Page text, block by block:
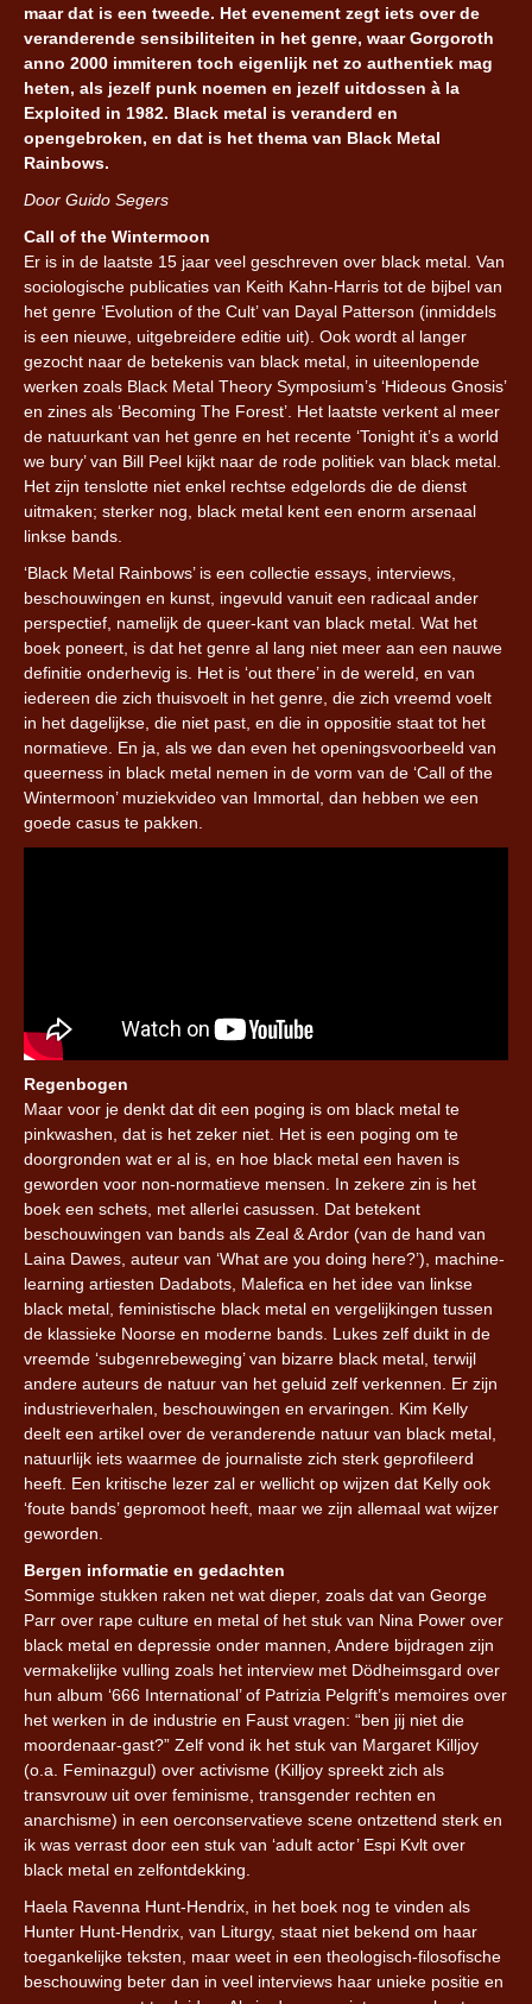
maar dat is een tweede. Het evenement zegt iets over de
veranderende sensibiliteiten in het genre, waar Gorgoroth
anno 2000 immiteren toch eigenlijk net zo authentiek mag
heten, als jezelf punk noemen en jezelf uitdossen à la
Exploited in 1982. Black metal is veranderd en
opengebroken, en dat is het thema van Black Metal
Rainbows.
Door Guido Segers
Call of the Wintermoon
Er is in de laatste 15 jaar veel geschreven over black metal. Van
sociologische publicaties van Keith Kahn-Harris tot de bijbel van
het genre ‘Evolution of the Cult’ van Dayal Patterson (inmiddels
is een nieuwe, uitgebreidere editie uit). Ook wordt al langer
gezocht naar de betekenis van black metal, in uiteenlopende
werken zoals Black Metal Theory Symposium’s ‘Hideous Gnosis’
en zines als ‘Becoming The Forest’. Het laatste verkent al meer
de natuurkant van het genre en het recente ‘Tonight it’s a world
we bury’ van Bill Peel kijkt naar de rode politiek van black metal.
Het zijn tenslotte niet enkel rechtse edgelords die de dienst
uitmaken; sterker nog, black metal kent een enorm arsenaal
linkse bands.
‘Black Metal Rainbows’ is een collectie essays, interviews,
beschouwingen en kunst, ingevuld vanuit een radicaal ander
perspectief, namelijk de queer-kant van black metal. Wat het
boek poneert, is dat het genre al lang niet meer aan een nauwe
definitie onderhevig is. Het is ‘out there’ in de wereld, en van
iedereen die zich thuisvoelt in het genre, die zich vreemd voelt
in het dagelijkse, die niet past, en die in oppositie staat tot het
normatieve. En ja, als we dan even het openingsvoorbeeld van
queerness in black metal nemen in de vorm van de ‘Call of the
Wintermoon’ muziekvideo van Immortal, dan hebben we een
goede casus te pakken.
Regenbogen
Maar voor je denkt dat dit een poging is om black metal te
pinkwashen, dat is het zeker niet. Het is een poging om te
doorgronden wat er al is, en hoe black metal een haven is
geworden voor non-normatieve mensen. In zekere zin is het
boek een schets, met allerlei casussen. Dat betekent
beschouwingen van bands als Zeal & Ardor (van de hand van
Laina Dawes, auteur van ‘What are you doing here?’), machine-
learning artiesten Dadabots, Malefica en het idee van linkse
black metal, feministische black metal en vergelijkingen tussen
de klassieke Noorse en moderne bands. Lukes zelf duikt in de
vreemde ‘subgenrebeweging’ van bizarre black metal, terwijl
andere auteurs de natuur van het geluid zelf verkennen. Er zijn
industrieverhalen, beschouwingen en ervaringen. Kim Kelly
deelt een artikel over de veranderende natuur van black metal,
natuurlijk iets waarmee de journaliste zich sterk geprofileerd
heeft. Een kritische lezer zal er wellicht op wijzen dat Kelly ook
‘foute bands’ gepromoot heeft, maar we zijn allemaal wat wijzer
geworden.
Bergen informatie en gedachten
Sommige stukken raken net wat dieper, zoals dat van George
Parr over rape culture en metal of het stuk van Nina Power over
black metal en depressie onder mannen, Andere bijdragen zijn
vermakelijke vulling zoals het interview met Dödheimsgard over
hun album ‘666 International’ of Patrizia Pelgrift’s memoires over
het werken in de industrie en Faust vragen: “ben jij niet die
moordenaar-gast?” Zelf vond ik het stuk van Margaret Killjoy
(o.a. Feminazgul) over activisme (Killjoy spreekt zich als
transvrouw uit over feminisme, transgender rechten en
anarchisme) in een oerconservatieve scene ontzettend sterk en
ik was verrast door een stuk van ‘adult actor’ Espi Kvlt over
black metal en zelfontdekking.
Haela Ravenna Hunt-Hendrix, in het boek nog te vinden als
Hunter Hunt-Hendrix, van Liturgy, staat niet bekend om haar
toegankelijke teksten, maar weet in een theologisch-filosofische
beschouwing beter dan in veel interviews haar unieke positie en